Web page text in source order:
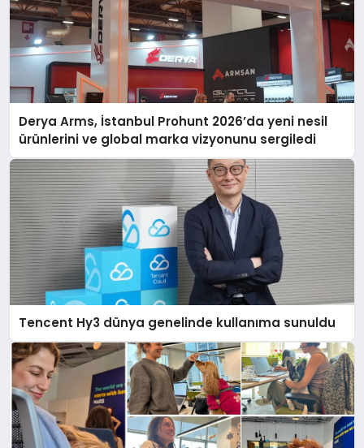
Derya Arms, İstanbul Prohunt 2026’da yeni nesil
ürünlerini ve global marka vizyonunu sergiledi
Tencent Hy3 dünya genelinde kullanıma sunuldu